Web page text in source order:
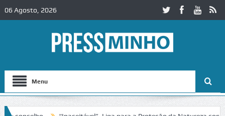
06 Agosto, 2026
Menu